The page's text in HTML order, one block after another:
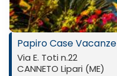
Papiro Case Vacanze
Via E. Toti n.22
CANNETO Lipari (ME)